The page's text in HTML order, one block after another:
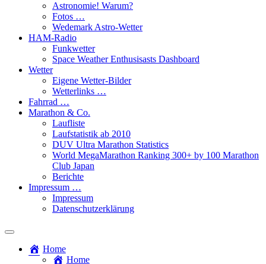
Astronomie! Warum?
Fotos …
Wedemark Astro-Wetter
HAM-Radio
Funkwetter
Space Weather Enthusisasts Dashboard
Wetter
Eigene Wetter-Bilder
Wetterlinks …
Fahrrad …
Marathon & Co.
Laufliste
Laufstatistik ab 2010
DUV Ultra Marathon Statistics
World MegaMarathon Ranking 300+ by 100 Marathon
Club Japan
Berichte
Impressum …
Impressum
Datenschutzerklärung
Toggle
search
field
Home
Home